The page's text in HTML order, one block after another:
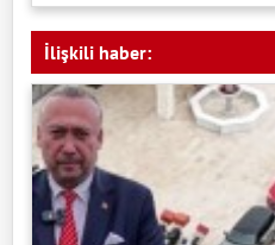
İlişkili haber: